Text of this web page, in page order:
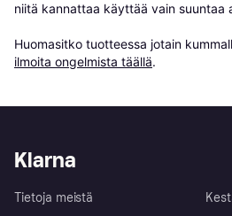
niitä kannattaa käyttää vain suuntaa
Huomasitko tuotteessa jotain
ilmoita ongelmista täällä.
Klarna
Tietoja meistä